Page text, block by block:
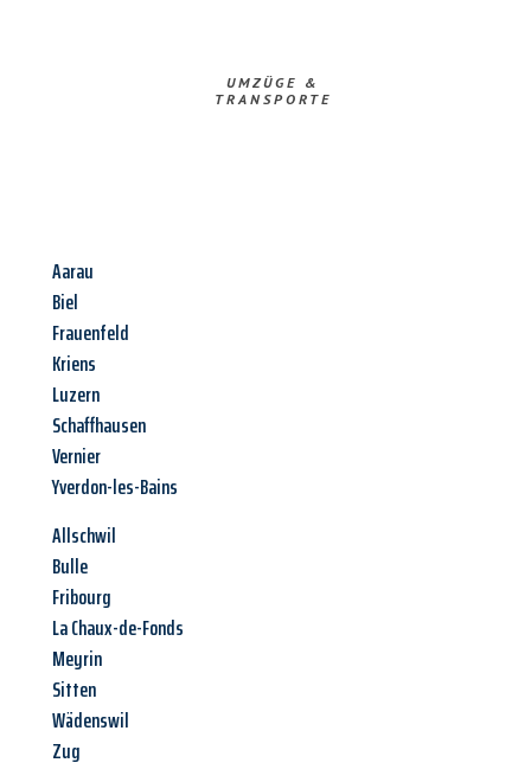
UMZÜGE &
TRANSPORTE
Aarau
Biel
Frauenfeld
Kriens
Luzern
Schaffhausen
Vernier
Yverdon-les-Bains
Allschwil
Bulle
Fribourg
La Chaux-de-Fonds
Meyrin
Sitten
Wädenswil
Zug